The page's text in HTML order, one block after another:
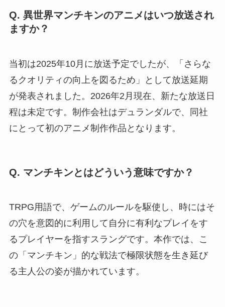
Q. 異世界マンチキンのアニメはいつ放送され
ますか？
当初は2025年10月に放送予定でしたが、「さらな
るクオリティの向上を図るため」として放送延期
が発表されました。2026年2月現在、新たな放送日
程は未定です。制作会社はデュランダルで、同社
にとって初のアニメ制作作品となります。
Q. マンチキンとはどういう意味ですか？
TRPG用語で、ゲームのルールを駆使し、時にはそ
の穴を意図的に利用して自分に有利なプレイをす
るプレイヤーを指すスラングです。本作では、こ
の「マンチキン」的な戦法で極限状態を生き延び
る主人公の姿が描かれています。